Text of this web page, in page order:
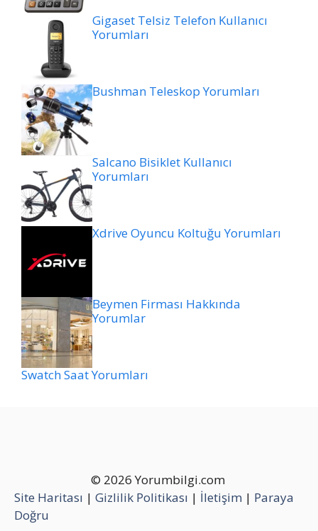
Gigaset Telsiz Telefon Kullanıcı
Yorumları
Bushman Teleskop Yorumları
Salcano Bisiklet Kullanıcı
Yorumları
Xdrive Oyuncu Koltuğu Yorumları
Beymen Firması Hakkında
Yorumlar
Swatch Saat Yorumları
© 2026 Yorumbilgi.com
Site Haritası | Gizlilik Politikası | İletişim | Paraya
Doğru